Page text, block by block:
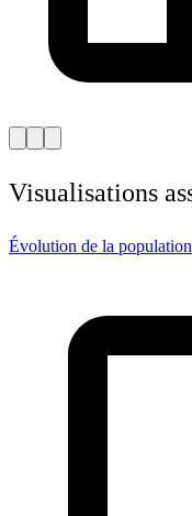
Visualisations
Évolution de la